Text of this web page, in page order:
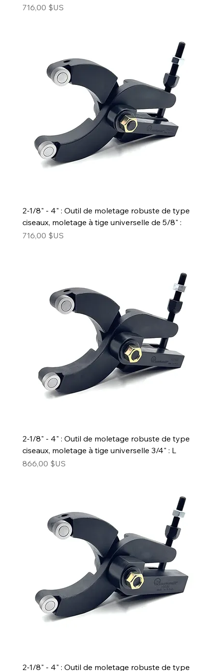
Prix
716,00 $US
2-1/8" - 4" : Outil de moletage robuste de type
ciseaux, moletage à tige universelle de 5/8" :
Prix
716,00 $US
2-1/8" - 4" : Outil de moletage robuste de type
ciseaux, moletage à tige universelle 3/4" : L
Prix
866,00 $US
2-1/8" - 4" : Outil de moletage robuste de type